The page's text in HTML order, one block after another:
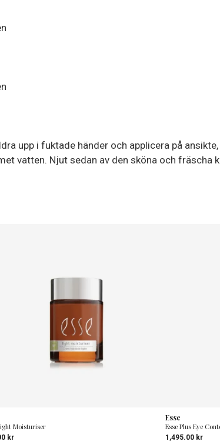
upp i fuktade händer och applicera på
vatten. Njut sedan av den sköna och fräscha
Moisturiser
kr
Esse
Esse Plus Eye
1,495.00 kr